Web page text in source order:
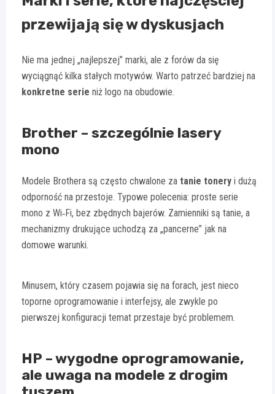
przewijają się w dyskusjach
Nie ma jednej „najlepszej” marki, ale z forów da się
wyciągnąć kilka stałych motywów. Warto patrzeć bardziej na
konkretne serie niż logo na obudowie.
Brother – szczególnie lasery
mono
Modele Brothera są często chwalone za tanie tonery i dużą
odporność na przestoje. Typowe polecenia: proste serie
mono z Wi‑Fi, bez zbędnych bajerów. Zamienniki są tanie, a
mechanizmy drukujące uchodzą za „pancerne” jak na
domowe warunki.
Minusem, który czasem pojawia się na forach, jest nieco
toporne oprogramowanie i interfejsy, ale zwykle po
pierwszej konfiguracji temat przestaje być problemem.
HP – wygodne oprogramowanie,
ale uwaga na modele z drogim